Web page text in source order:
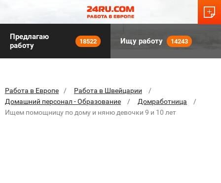
Предлагаю
работу
18522 Ищу работу 14243
Работа в Европе
Работа в Швейцарии
Домашний персонал - Образование
Домработница
Ищем помощницу по дому и няню девочки 9 и 10 лет